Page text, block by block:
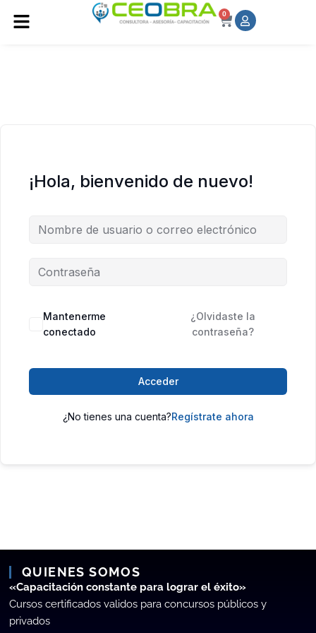
0
¡Hola, bienvenido de nuevo!
Mantenerme
conectado
¿Olvidaste la
contraseña?
Acceder
¿No tienes una cuenta?Regístrate ahora
QUIENES SOMOS
«Capacitación constante para lograr el éxito»
Cursos certificados validos para concursos públicos y
privados